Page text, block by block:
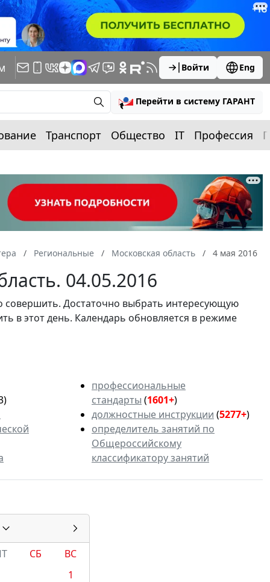
Войти Eng
Перейти в систему ГАРАНТ
Транспорт Общество IT Профессия
Региональные Московская область 4 мая 2016
04.05.2016
совершить. Достаточно выбрать интересующую
в этот день. Календарь обновляется в режиме
профессиональные
стандарты (1601+)
должностные инструкции (5277+)
определитель занятий по
Общероссийскому
классификатору занятий
СБ
ВС
1